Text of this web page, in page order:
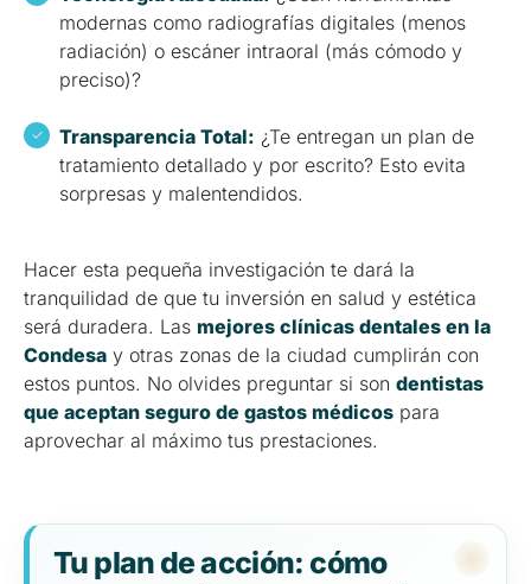
modernas como radiografías digitales (menos
radiación) o escáner intraoral (más cómodo y
preciso)?
Transparencia Total: ¿Te entregan un plan de
tratamiento detallado y por escrito? Esto evita
sorpresas y malentendidos.
Hacer esta pequeña investigación te dará la
tranquilidad de que tu inversión en salud y estética
será duradera. Las mejores clínicas dentales en la
Condesa y otras zonas de la ciudad cumplirán con
estos puntos. No olvides preguntar si son dentistas
que aceptan seguro de gastos médicos para
aprovechar al máximo tus prestaciones.
Tu plan de acción: cómo